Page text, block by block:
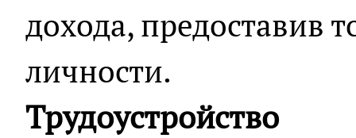
дохода, предоставив
личности.
Трудоустройство